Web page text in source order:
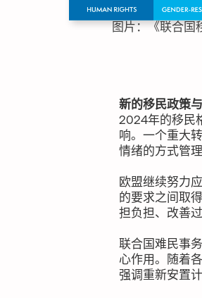
图片：《联合国
新的移民政策
2024年的移民
响。一个重大
情绪的方式管理
欧盟继续努力
的要求之间取
担负担、改善
联合国难民事
心作用。随着
强调重新安置